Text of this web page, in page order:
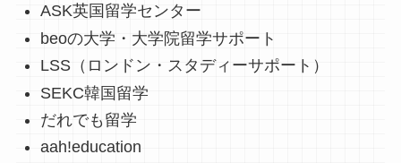
ASK英国留学センター
beoの大学・大学院留学サポート
LSS（ロンドン・スタディーサポート）
SEKC韓国留学
だれでも留学
aah!education